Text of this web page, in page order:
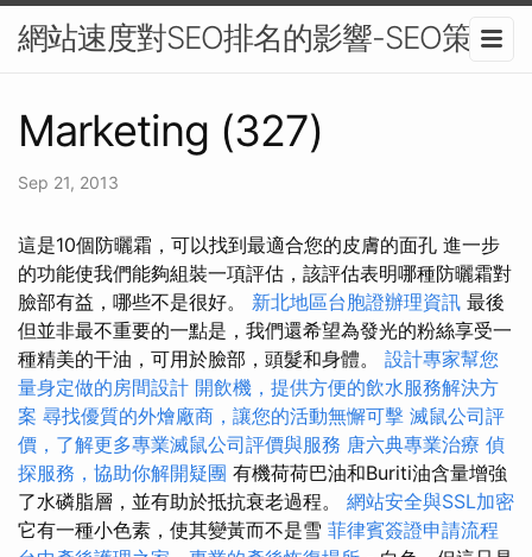
網站速度對SEO排名的影響-SEO策略
Marketing (327)
Sep 21, 2013
這是10個防曬霜，可以找到最適合您的皮膚的面孔 進一步
的功能使我們能夠組裝一項評估，該評估表明哪種防曬霜對
臉部有益，哪些不是很好。 新北地區台胞證辦理資訊 最後
但並非最不重要的一點是，我們還希望為發光的粉絲享受一
種精美的干油，可用於臉部，頭髮和身體。 設計專家幫您
量身定做的房間設計 開飲機，提供方便的飲水服務解決方
案 尋找優質的外燴廠商，讓您的活動無懈可擊 滅鼠公司評
價，了解更多專業滅鼠公司評價與服務 唐六典專業治療 偵
探服務，協助你解開疑團 有機荷荷巴油和Buriti油含量增強
了水磷脂層，並有助於抵抗衰老過程。 網站安全與SSL加密
它有一種小色素，使其變黃而不是雪 菲律賓簽證申請流程